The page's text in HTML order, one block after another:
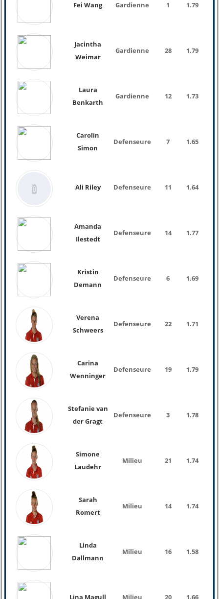
Fei Wang Gardienne 1 1.79
Jacintha
Weimar
Gardienne 28 1.79
Laura
Benkarth
Gardienne 12 1.73
Carolin
Simon
Defenseure 7 1.65
Ali Riley Defenseure 11 1.64
Amanda
Ilestedt
Defenseure 14 1.77
Kristin
Demann
Defenseure 6 1.69
Verena
Schweers
Defenseure 22 1.71
Carina
Wenninger
Defenseure 19 1.79
Stefanie van
der Gragt
Defenseure 3 1.78
Simone
Laudehr
Milieu 21 1.74
Sarah
Romert
Milieu 14 1.74
Linda
Dallmann
Milieu 16 1.58
Lina Magull Milieu 20 1.66